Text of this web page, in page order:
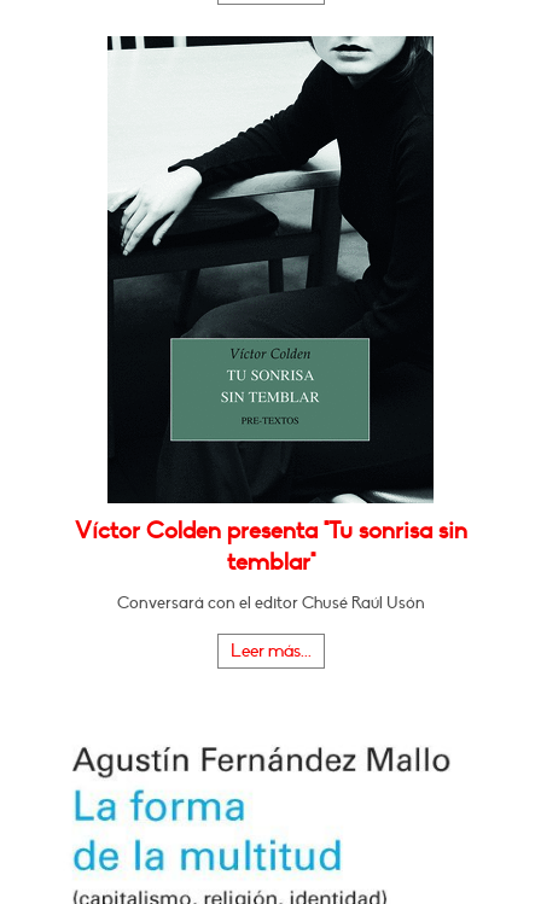
Víctor Colden presenta "Tu sonrisa sin
temblar"
Conversará con el editor Chusé Raúl Usón
Leer más...